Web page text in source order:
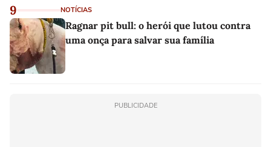
9 NOTÍCIAS
Ragnar pit bull: o herói que lutou contra
uma onça para salvar sua família
PUBLICIDADE